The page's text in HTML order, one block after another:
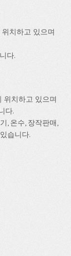
치하고 있으며
다.
위치하고 있으며
다.
, 온수, 장작판매,
습니다.